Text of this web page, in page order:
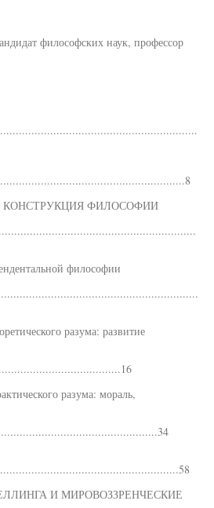
философских наук, профессор
КОНСТРУКЦИЯ ФИЛОСОФИИ
философии
разума: развитие
разума: мораль,
И МИРОВОЗЗРЕНЧЕСКИЕ